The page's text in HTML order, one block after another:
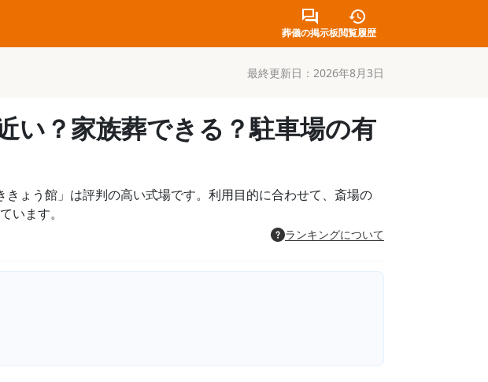
葬儀の掲示板閲覧履歴
最終更新日： 2026年8月3日
い？家族葬できる？駐車場の有
ょう館」は評判の高い式場です。利用目的に合わせて、斎場の
います。
ランキングについて